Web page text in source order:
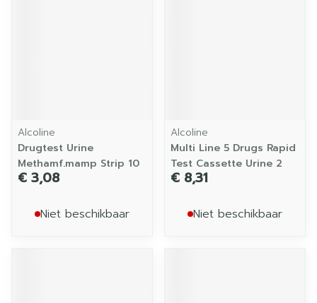
Alcoline
Drugtest Urine
Methamf.mamp Strip 10
€ 3,08
Niet beschikbaar
Alcoline
Multi Line 5 Drugs Rapid
Test Cassette Urine 2
€ 8,31
Niet beschikbaar